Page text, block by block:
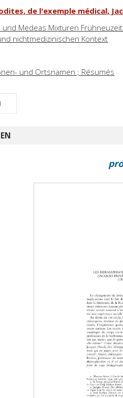
de l'exemple médical,
Medeas Mixturen
nichtmedizinischen Kontext
und Ortsnamen ; Résumés